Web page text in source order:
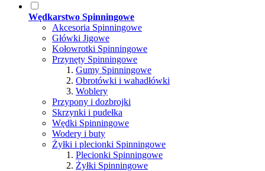
Wędkarstwo Spinningowe
Akcesoria Spinningowe
Główki Jigowe
Kołowrotki Spinningowe
Przynęty Spinningowe
Gumy Spinningowe
Obrotówki i wahadłówki
Woblery
Przypony i dozbrojki
Skrzynki i pudełka
Wędki Spinningowe
Wodery i buty
Żyłki i plecionki Spinningowe
Plecionki Spinningowe
Żyłki Spinningowe